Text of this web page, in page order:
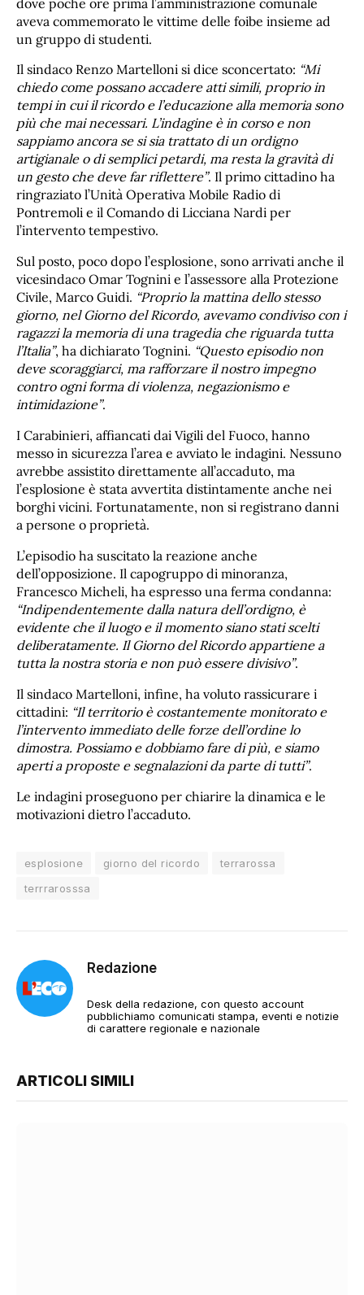
aveva commemorato le vittime delle foibe insieme ad
un gruppo di studenti.
Il sindaco Renzo Martelloni si dice sconcertato: “Mi
chiedo come possano accadere atti simili, proprio in
tempi in cui il ricordo e l’educazione alla memoria sono
più che mai necessari. L’indagine è in corso e non
sappiamo ancora se si sia trattato di un ordigno
artigianale o di semplici petardi, ma resta la gravità di
un gesto che deve far riflettere”. Il primo cittadino ha
ringraziato l’Unità Operativa Mobile Radio di
Pontremoli e il Comando di Licciana Nardi per
l’intervento tempestivo.
Sul posto, poco dopo l’esplosione, sono arrivati anche il
vicesindaco Omar Tognini e l’assessore alla Protezione
Civile, Marco Guidi. “Proprio la mattina dello stesso
giorno, nel Giorno del Ricordo, avevamo condiviso con i
ragazzi la memoria di una tragedia che riguarda tutta
l’Italia”, ha dichiarato Tognini. “Questo episodio non
deve scoraggiarci, ma rafforzare il nostro impegno
contro ogni forma di violenza, negazionismo e
intimidazione”.
I Carabinieri, affiancati dai Vigili del Fuoco, hanno
messo in sicurezza l’area e avviato le indagini. Nessuno
avrebbe assistito direttamente all’accaduto, ma
l’esplosione è stata avvertita distintamente anche nei
borghi vicini. Fortunatamente, non si registrano danni
a persone o proprietà.
L’episodio ha suscitato la reazione anche
dell’opposizione. Il capogruppo di minoranza,
Francesco Micheli, ha espresso una ferma condanna:
“Indipendentemente dalla natura dell’ordigno, è
evidente che il luogo e il momento siano stati scelti
deliberatamente. Il Giorno del Ricordo appartiene a
tutta la nostra storia e non può essere divisivo”.
Il sindaco Martelloni, infine, ha voluto rassicurare i
cittadini: “Il territorio è costantemente monitorato e
l’intervento immediato delle forze dell’ordine lo
dimostra. Possiamo e dobbiamo fare di più, e siamo
aperti a proposte e segnalazioni da parte di tutti”.
Le indagini proseguono per chiarire la dinamica e le
motivazioni dietro l’accaduto.
esplosione giorno del ricordo
terrarossa
terrrarosssa
Redazione
Desk della redazione, con questo account
pubblichiamo comunicati stampa, eventi e notizie
di carattere regionale e nazionale
ARTICOLI SIMILI